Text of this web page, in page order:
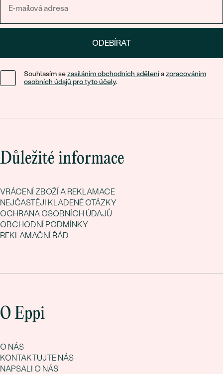
ODEBÍRAT
Souhlasím sezasíláním obchodních sděleníazpracováním
osobních údajů pro tyto účely.
Důležité informace
VRÁCENÍ ZBOŽÍ A REKLAMACE
NEJČASTĚJI KLADENÉ OTÁZKY
OCHRANA OSOBNÍCH ÚDAJŮ
OBCHODNÍ PODMÍNKY
REKLAMAČNÍ ŘÁD
O Eppi
O NÁS
KONTAKTUJTE NÁS
NAPSALI O NÁS